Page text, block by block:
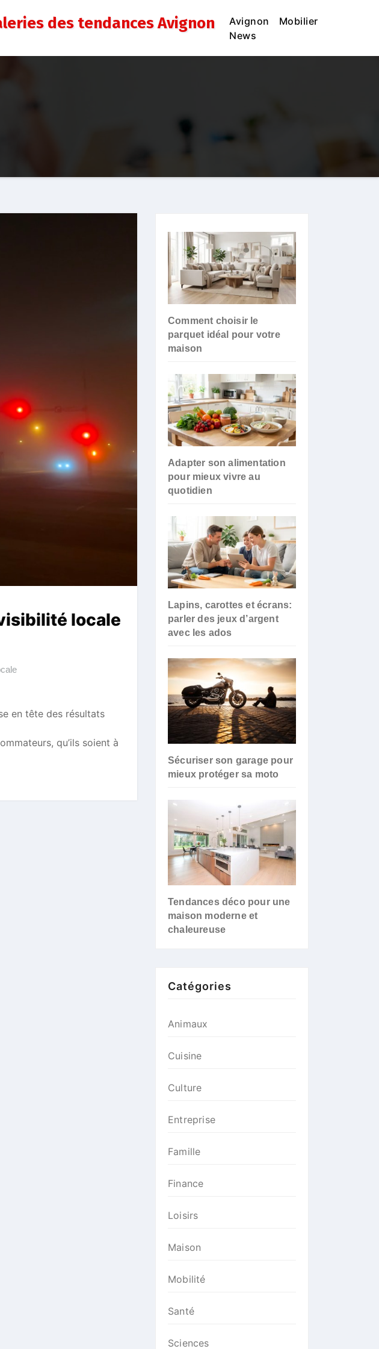
des tendances Avignon Avignon
Mobilier
News
locale
en tête des résultats
qu’ils soient à
Comment choisir le
parquet idéal pour votre
maison
Adapter son alimentation
pour mieux vivre au
quotidien
Lapins, carottes et écrans:
parler des jeux d’argent
avec les ados
Sécuriser son garage pour
mieux protéger sa moto
Tendances déco pour une
maison moderne et
chaleureuse
Catégories
Animaux
Cuisine
Culture
Entreprise
Famille
Finance
Loisirs
Maison
Mobilité
Santé
Sciences